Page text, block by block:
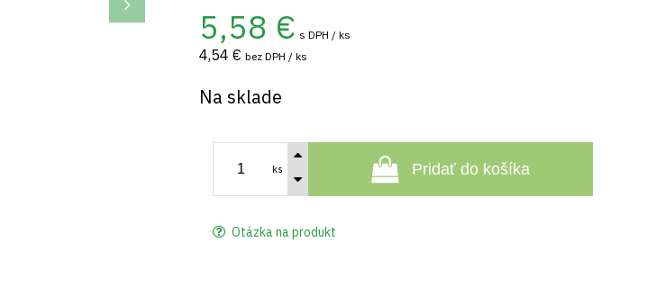
5,58 € s DPH / ks
4,54 € bez DPH / ks
Na sklade
ks Pridať do košíka
Otázka na produkt